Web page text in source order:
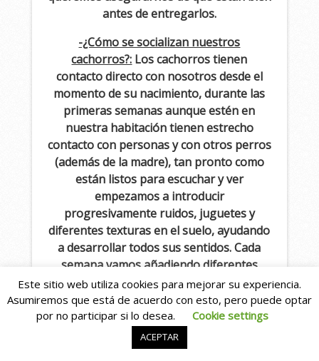
antes de entregarlos.
-¿Cómo se socializan nuestros
cachorros?: Los cachorros tienen
contacto directo con nosotros desde el
momento de su nacimiento, durante las
primeras semanas aunque estén en
nuestra habitación tienen estrecho
contacto con personas y con otros perros
(además de la madre), tan pronto como
están listos para escuchar y ver
empezamos a introducir
progresivamente ruidos, juguetes y
diferentes texturas en el suelo, ayudando
a desarrollar todos sus sentidos. Cada
semana vamos añadiendo diferentes
obstáculos y juguetes, antes de cada
camada realizamos una pequeña
inversión de nuevas cosas que creemos
que pueden ayudarles.
Este sitio web utiliza cookies para mejorar su experiencia.
Asumiremos que está de acuerdo con esto, pero puede optar
por no participar si lo desea.
Cookie settings
ACEPTAR